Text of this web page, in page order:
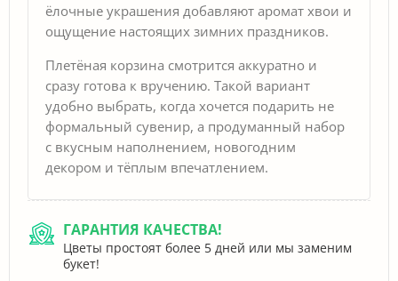
ёлочные украшения добавляют аромат хвои и
ощущение настоящих зимних праздников.
Плетёная корзина смотрится аккуратно и
сразу готова к вручению. Такой вариант
удобно выбрать, когда хочется подарить не
формальный сувенир, а продуманный набор
с вкусным наполнением, новогодним
декором и тёплым впечатлением.
ГАРАНТИЯ КАЧЕСТВА!
Цветы простоят более 5 дней или мы заменим
букет!